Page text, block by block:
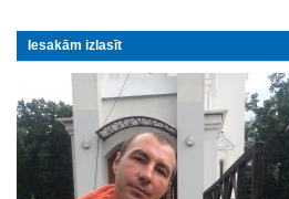
Iesakām izlasīt